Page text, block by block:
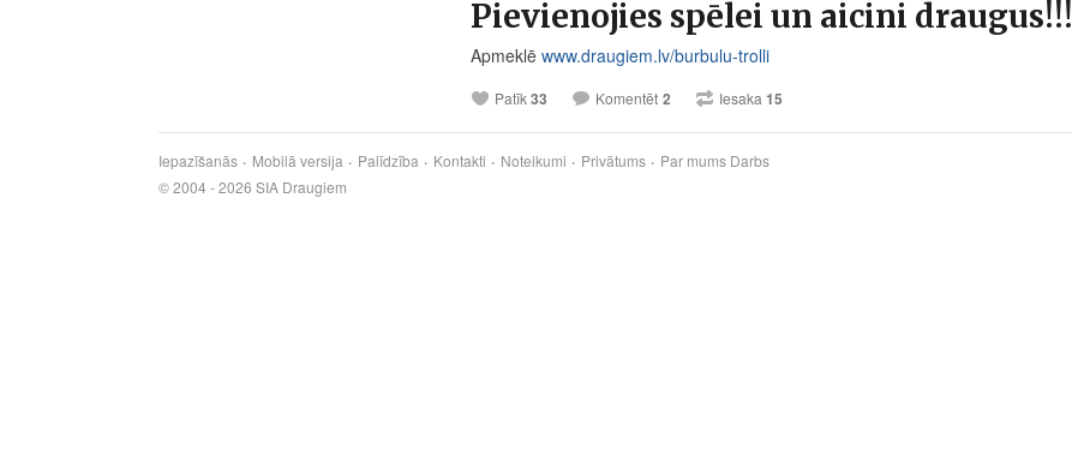
Pievienojies spēlei un aicini draugus!!!
Apmeklē www.draugiem.lv/burbulu-trolli
Patīk33 Komentēt 2 Iesaka 15
Iepazīšanās Mobilā versija Palīdzība Kontakti Noteikumi Privātums Par mums Darbs
© 2004 - 2026 SIA Draugiem